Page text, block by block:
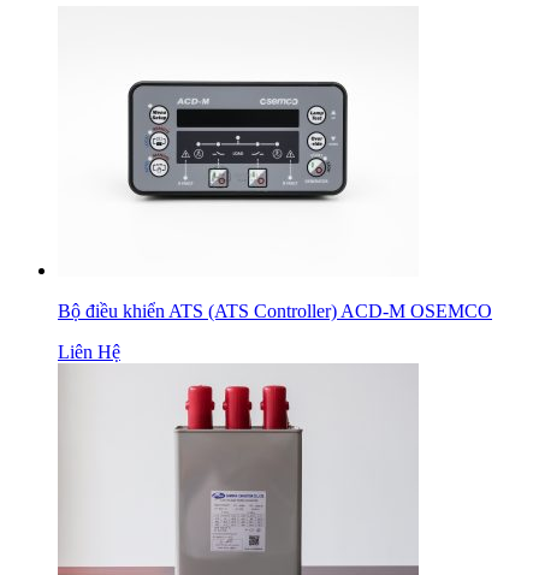
Bộ điều khiển ATS (ATS Controller) ACD-M OSEMCO
Liên Hệ